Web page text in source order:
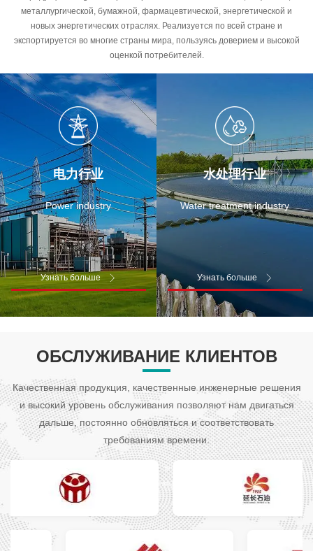
металлургической, бумажной, фармацевтической, энергетической и
новых энергетических отраслях. Реализуется по всей стране и
экспортируется во многие страны мира, пользуясь доверием и высокой
оценкой потребителей.
电力行业
Power industry
Узнать больше
水处理行业
Water treatment industry
Узнать больше
ОБСЛУЖИВАНИЕ КЛИЕНТОВ
Качественная продукция, качественные инженерные решения
и высокий уровень обслуживания позволяют нам двигаться
дальше, постоянно обновляться и соответствовать
требованиям времени.